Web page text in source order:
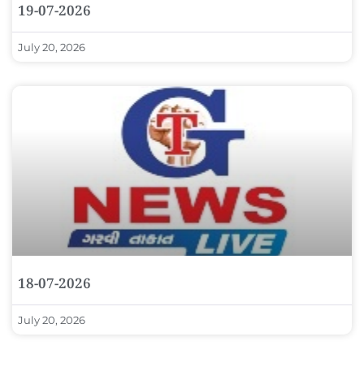
19-07-2026
July 20, 2026
18-07-2026
July 20, 2026